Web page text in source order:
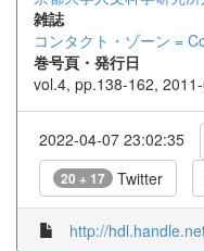
雑誌
コンタクト・ゾーン =
巻号頁・発行日
vol.4, pp.138-162,
2022-04-07 23:02:35
20 + 17 Twitter
http://